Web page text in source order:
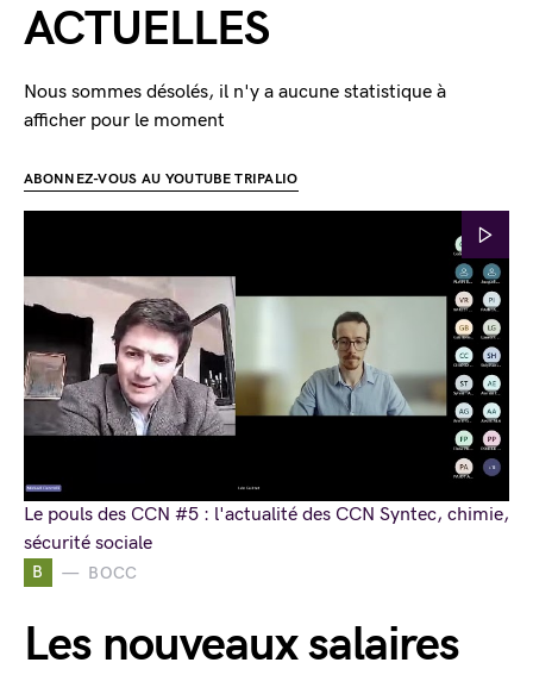
B BOCC
Les nouveaux salaires
ACTUELLES
Nous sommes désolés, il n'y a aucune statistique à
afficher pour le moment
ABONNEZ-VOUS AU YOUTUBE TRIPALIO
Le pouls des CCN #5 : l'actualité des CCN Syntec, chimie,
sécurité sociale